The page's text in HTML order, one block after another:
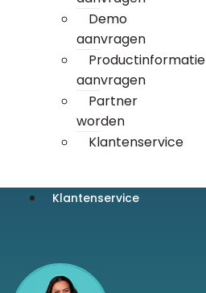
Demo
aanvragen
Productinformatie
aanvragen
Partner
worden
Klantenservice
Klantenservice